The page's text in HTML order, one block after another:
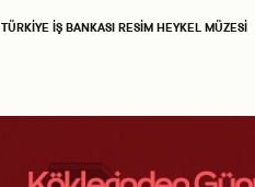
TÜRKIYE İŞ BANKASI RESIM HEYKEL MÜZESI